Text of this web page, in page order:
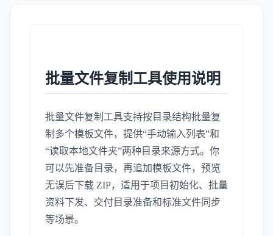
批量文件复制工具使用说明
批量文件复制工具支持按目录结构批量复
制多个模板文件，提供“手动输入列表”和
“读取本地文件夹”两种目录来源方式。你
可以先准备目录，再追加模板文件，预览
无误后下载 ZIP，适用于项目初始化、批量
资料下发、交付目录准备和标准文件同步
等场景。